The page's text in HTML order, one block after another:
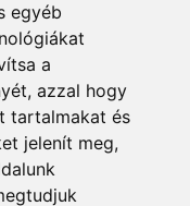
egyéb
a
azzal hogy
tartalmakat és
jelenít meg,
fát! Bővebben